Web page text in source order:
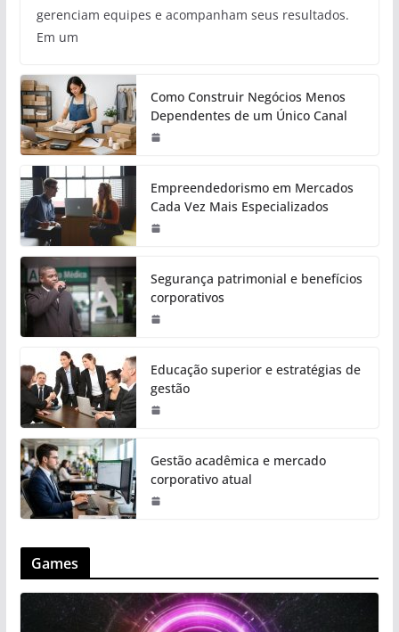
gerenciam equipes e acompanham seus resultados.
Em um
Como Construir Negócios Menos
Dependentes de um Único Canal
Empreendedorismo em Mercados
Cada Vez Mais Especializados
Segurança patrimonial e benefícios
corporativos
Educação superior e estratégias de
gestão
Gestão acadêmica e mercado
corporativo atual
Games